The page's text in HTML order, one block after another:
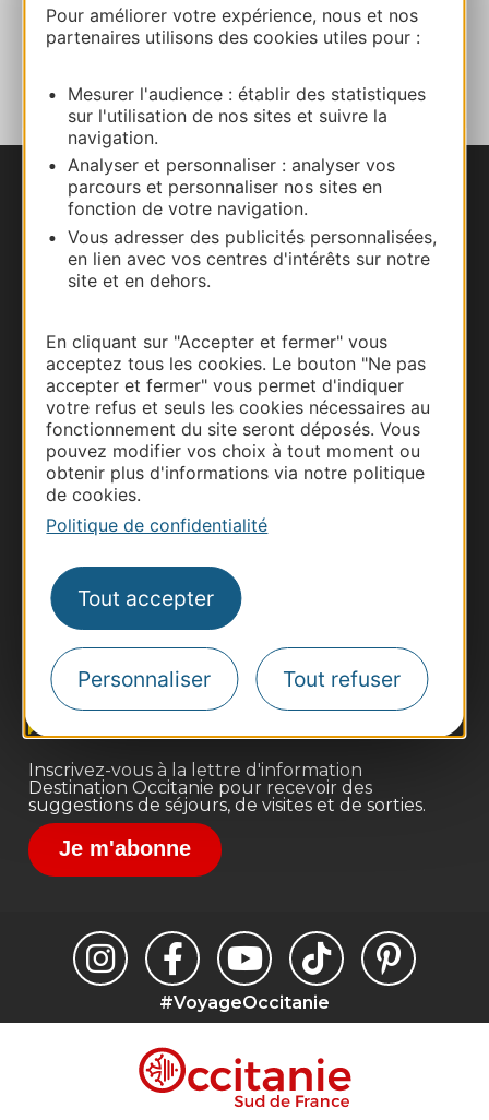
Pour améliorer votre expérience, nous et nos
partenaires utilisons des cookies utiles pour :
Mesurer l'audience : établir des statistiques
sur l'utilisation de nos sites et suivre la
navigation.
Analyser et personnaliser : analyser vos
parcours et personnaliser nos sites en
fonction de votre navigation.
Vous adresser des publicités personnalisées,
en lien avec vos centres d'intérêts sur notre
site et en dehors.
En cliquant sur "Accepter et fermer" vous
acceptez tous les cookies. Le bouton "Ne pas
accepter et fermer" vous permet d'indiquer
votre refus et seuls les cookies nécessaires au
fonctionnement du site seront déposés. Vous
pouvez modifier vos choix à tout moment ou
obtenir plus d'informations via notre politique
de cookies.
Politique de confidentialité
Tout accepter
Personnaliser Tout refuser
AJOUTER
Nous contacter
Carte interactive
Thermalisme
Business/Mice
Pros d'Occitanie
Site presse et d'influence
Voyagistes
Inscrivez-vous à la lettre d'information
Destination Occitanie pour recevoir des
suggestions de séjours, de visites et de sorties.
Je m'abonne
#VoyageOccitanie